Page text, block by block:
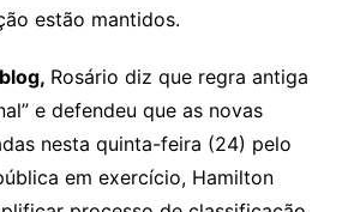
estão mantidos.
blog, Rosário diz que regra antiga
e defendeu que as novas
nesta quinta-feira (24) pelo
em exercício, Hamilton